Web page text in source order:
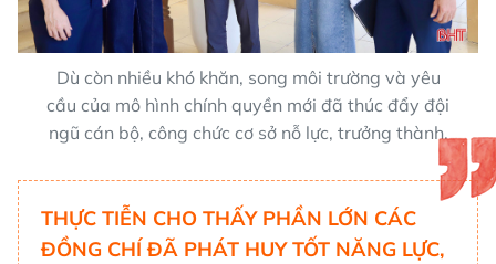
Dù còn nhiều khó khăn, song môi trường và yêu
cầu của mô hình chính quyền mới đã thúc đẩy đội
ngũ cán bộ, công chức cơ sở nỗ lực, trưởng thành.
THỰC TIỄN CHO THẤY PHẦN LỚN CÁC
ĐỒNG CHÍ ĐÃ PHÁT HUY TỐT NĂNG LỰC,